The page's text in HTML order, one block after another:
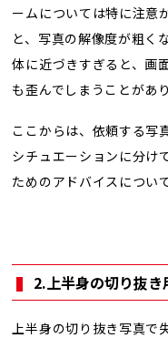
ームについては特に注意
と、写真の解像度が粗く
体に近づきすぎると、画
も歪んでしまうことがあり
ここからは、依頼する写
シチュエーションに分け
ためのアドバイスについ
2.上半身の切り抜
上半身の切り抜き写真で